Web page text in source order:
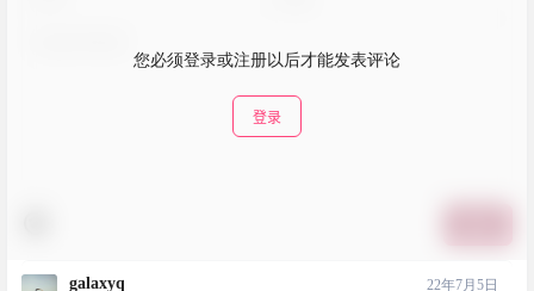
您必须登录或注册以后才能发表评论
登录
galaxyq 22年7月5日